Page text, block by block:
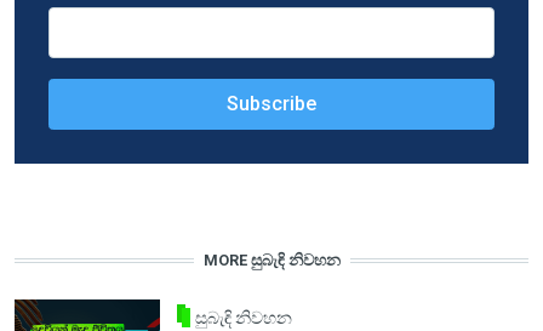
MORE සුබැඳි නිවහන
සුබැඳි නිවහන